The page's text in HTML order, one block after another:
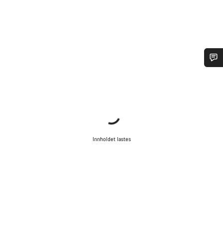
Innholdet lastes
Begynn chat